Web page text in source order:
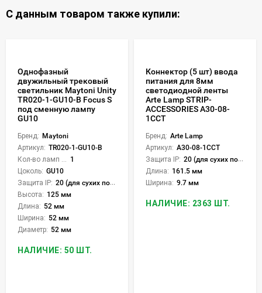
С данным товаром также купили:
Однофазный
двужильный трековый
светильник Maytoni Unity
TR020-1-GU10-B Focus S
под сменную лампу
GU10
Бренд: Maytoni
Артикул: TR020-1-GU10-B
1
Цоколь: GU10
Защита IP: 20 (для сухих пом.)
Высота: 125 мм
Длина: 52 мм
Ширина: 52 мм
Диаметр: 52 мм
НАЛИЧИЕ: 50 ШТ.
Коннектор (5 шт) ввода
питания для 8мм
светодиодной ленты
Arte Lamp STRIP-
ACCESSORIES A30-08-
1CCT
Бренд: Arte Lamp
Артикул: A30-08-1CCT
Защита IP: 20 (для сухих пом.)
Длина: 161.5 мм
Ширина: 9.7 мм
НАЛИЧИЕ: 2363 ШТ.